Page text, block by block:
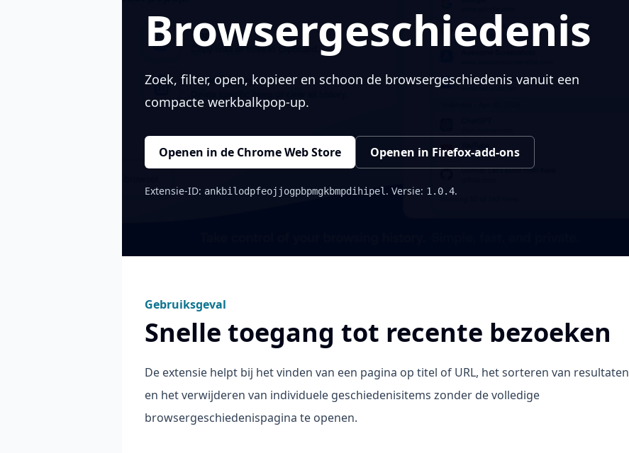
Browsergeschiedenis
Zoek, filter, open, kopieer en schoon de browsergeschiedenis vanuit een
compacte werkbalkpop-up.
Openen in de Chrome Web Store Openen in Firefox-add-ons
Extensie-ID: ankbilodpfeojjogpbpmgkbmpdihipel . Versie: 1.0.4.
Gebruiksgeval
Snelle toegang tot recente bezoeken
De extensie helpt bij het vinden van een pagina op titel of URL, het sorteren van resultaten
en het verwijderen van individuele geschiedenisitems zonder de volledige
browsergeschiedenispagina te openen.